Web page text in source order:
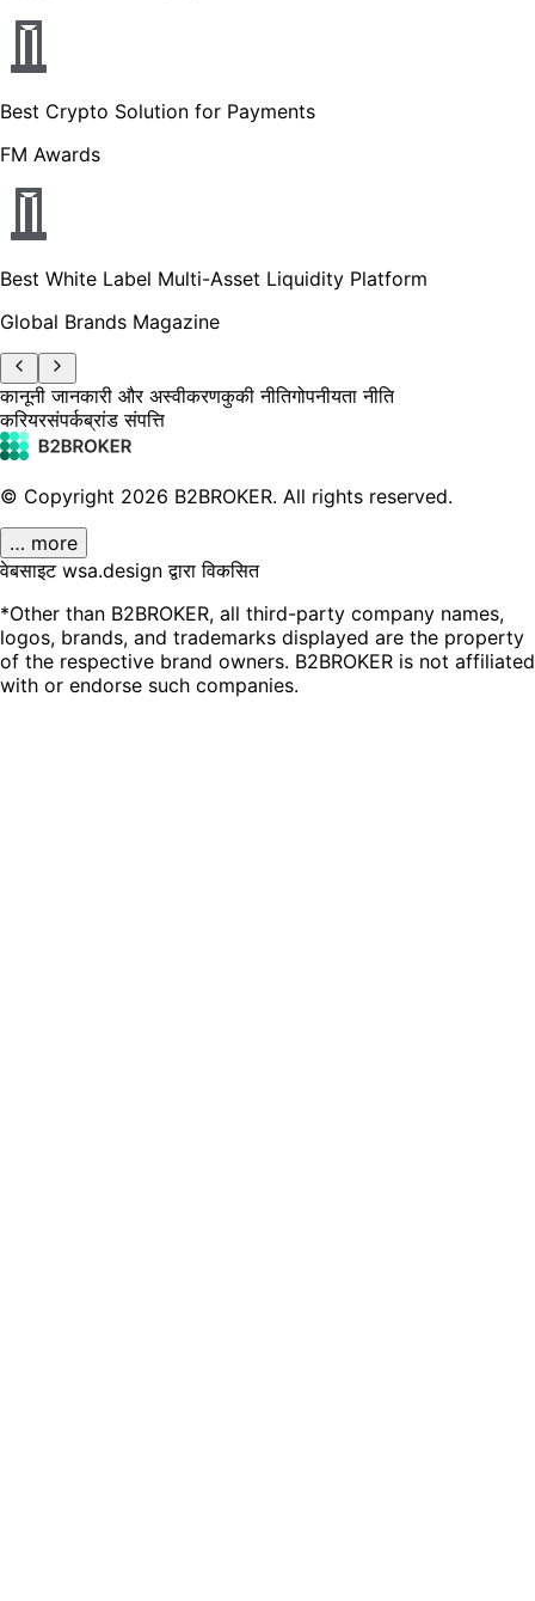
Best Crypto Solution for Payments
FM Awards
Best White Label Multi-Asset Liquidity Platform
Global Brands Magazine
कानूनी जानकारी और अस्वीकरणकुकी नीतिगोपनीयता नीति
करियरसंपर्कब्रांड संपत्ति
© Copyright 2026 B2BROKER. All rights reserved.
… more
वेबसाइट wsa.design द्वारा विकसित
*Other than B2BROKER, all third-party company names,
logos, brands, and trademarks displayed are the property
of the respective brand owners. B2BROKER is not affiliated
with or endorse such companies.